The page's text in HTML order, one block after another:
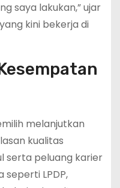
saya lakukan,” ujar
kini bekerja di
melanjutkan
kualitas
serta peluang karier
seperti LPDP,